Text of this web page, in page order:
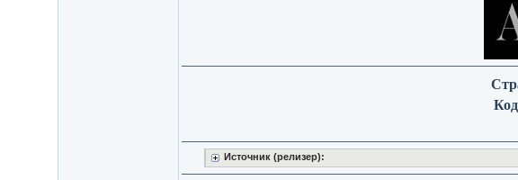
Источник (релизер):